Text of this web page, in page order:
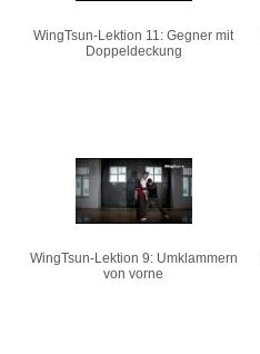
WingTsun-Lektion 11: Gegner mit
Doppeldeckung
WingTsun-Lektion 9: Umklammern
von vorne